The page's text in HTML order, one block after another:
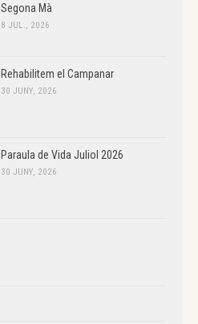
Segona Mà
8 JUL., 2026
Rehabilitem el Campanar
30 JUNY, 2026
Paraula de Vida Juliol 2026
30 JUNY, 2026